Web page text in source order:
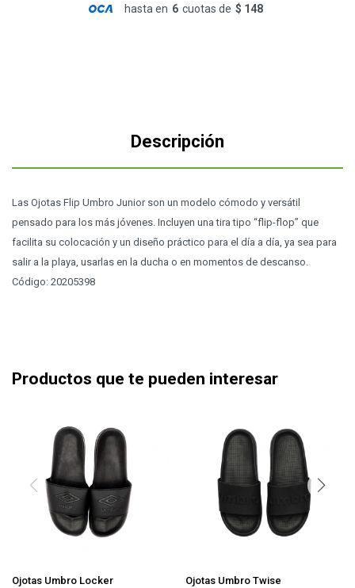
hasta en 6 cuotas de $ 148
Descripción
Las Ojotas Flip Umbro Junior son un modelo cómodo y versátil
pensado para los más jóvenes. Incluyen una tira tipo “flip-flop” que
facilita su colocación y un diseño práctico para el día a día, ya sea para
salir a la playa, usarlas en la ducha o en momentos de descanso.
Código: 20205398
Productos que te pueden interesar
Ojotas Umbro Locker Ojotas Umbro Twise